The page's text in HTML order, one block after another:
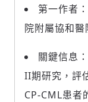
第一作者
院附屬協和醫
關鍵信息
II期研究，評
CP-CML患者